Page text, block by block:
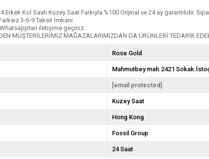
Erkek Kol Saati Kuzey Saat Farkıyla %100 Orijinal ve 24 ay garantilidir.
3-6-9 Taksit İmkanı
iletişime geçiniz..
MÜŞTERİLERİMİZ MAĞAZALARIMIZDAN DA ÜRÜNLERİ TEDARİK
Rose Gold
Mahmutbey mah.2421
[email protected]
Kuzey Saat
Hong Kong
Fossil Group
24 Saat